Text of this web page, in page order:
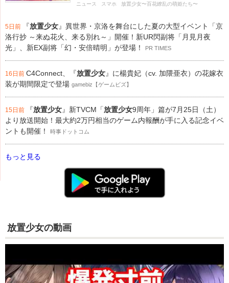
ニュース スマホ 放置少女〜百花繚乱の萌姫たち〜
5日前 『放置少女』異世界・京洛を舞台にした夏の大型イベント「京
洛行抄 ～来ぬ花火、来る別れ～」開催！新UR閃副将「月見月夜
光」、新EX副将「幻・安倍晴明」が登場！
PR TIMES
16日前 C4Connect、『放置少女』に楊貴妃（cv. 加隈亜衣）の花嫁衣
装が期間限定で登場 gamebiz【ゲームビズ】
15日前 『放置少女』新TVCM「放置少女9周年」篇が7月25日（土）
より放送開始！最大約2万円相当のゲーム内報酬が手に入る記念イベ
ントも開催！
時事ドットコム
もっと見る
放置少女の動画